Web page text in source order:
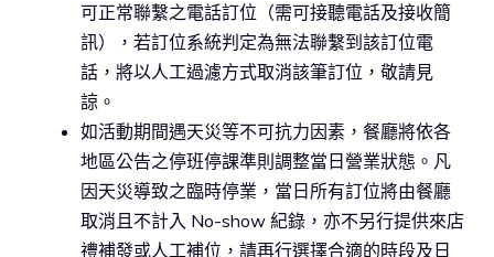
可正常聯繫之電話訂位（需可接聽電話及接收簡
訊），若訂位系統判定為無法聯繫到該訂位電
話，將以人工過濾方式取消該筆訂位，敬請見
諒。
如活動期間遇天災等不可抗力因素，餐廳將依各
地區公告之停班停課準則調整當日營業狀態。凡
因天災導致之臨時停業，當日所有訂位將由餐廳
取消且不計入 No-show 紀錄，亦不另行提供來店
禮補發或人工補位，請再行選擇合適的時段及日